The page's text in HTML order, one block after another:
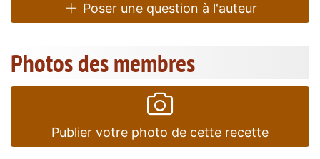
Poser une question à l'auteur
Photos des membres
Publier votre photo de cette recette